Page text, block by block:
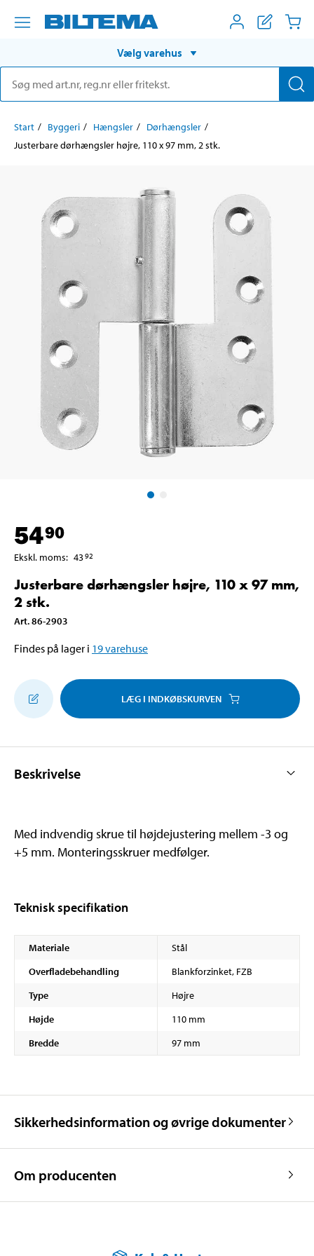
Vælg varehus
Start Byggeri Hængsler
Dørhængsler
Justerbare dørhængsler højre, 110 x 97 mm, 2 stk.
5490
Ekskl. moms: 4392
Justerbare dørhængsler højre, 110 x 97 mm,
2 stk.
Art.86-2903
Findes på lager i 19varehuse
LÆG I INDKØBSKURVEN
Beskrivelse
Med indvendig skrue til højdejustering mellem -3 og
+5 mm. Monteringsskruer medfølger.
Teknisk specifikation
Materiale
Stål
Overfladebehandling
Blankforzinket, FZB
Type
Højre
Højde
110 mm
Bredde
97 mm
Sikkerhedsinformation og øvrige dokumenter
Om producenten